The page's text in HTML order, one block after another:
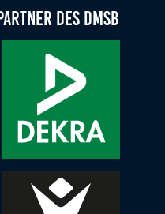
des DMSB
Sammlung von Informationen
über die Website-
dienen, ohne dass einzelne
identifiziert werden